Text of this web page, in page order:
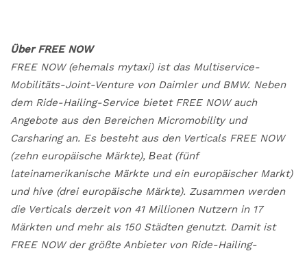
Über FREE NOW
FREE NOW (ehemals mytaxi) ist das Multiservice-
Mobilitäts-Joint-Venture von Daimler und BMW. Neben
dem Ride-Hailing-Service bietet FREE NOW auch
Angebote aus den Bereichen Micromobility und
Carsharing an. Es besteht aus den Verticals FREE NOW
(zehn europäische Märkte), Βeat (fünf
lateinamerikanische Märkte und ein europäischer Markt)
und hive (drei europäische Märkte). Zusammen werden
die Verticals derzeit von 41 Millionen Nutzern in 17
Märkten und mehr als 150 Städten genutzt. Damit ist
FREE NOW der größte Anbieter von Ride-Hailing-